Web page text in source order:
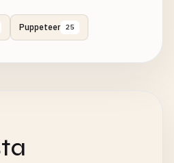
Puppeteer 25